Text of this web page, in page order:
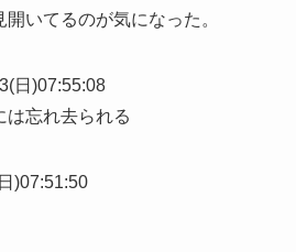
いてるのが気になった。
日)07:55:08
は忘れ去られる
)07:51:50